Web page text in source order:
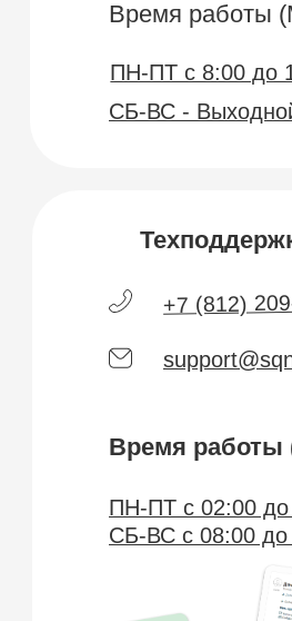
Техподдержка
+7 (812) 209-08-81